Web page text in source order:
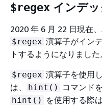
$regex インデ
2020 年 6 月 22 日現在
$regex 演算子がイン
トするようになりました
$regex 演算子を使用
は、
hint() コマンド
hint() を使用する際は